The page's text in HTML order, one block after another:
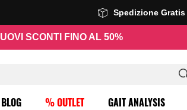
Spedizione
SCONTI FINO AL 50%
BLOG % OUTLET GAIT ANALYSIS